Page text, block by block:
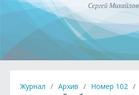
Сергей Михайлов
Журнал / Архив / Номер 102 /